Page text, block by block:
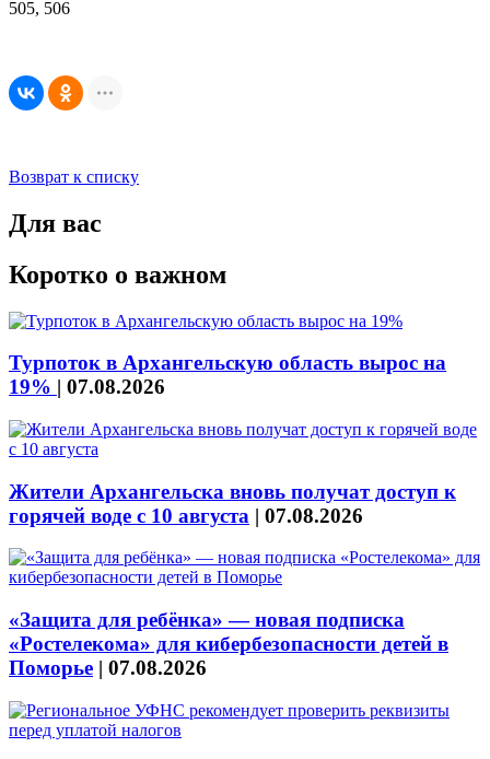
505, 506
Возврат к списку
Для вас
Коротко о важном
Турпоток в Архангельскую область вырос на
19% | 07.08.2026
Жители Архангельска вновь получат доступ к
горячей воде с 10 августа | 07.08.2026
«Защита для ребёнка» — новая подписка
«Ростелекома» для кибербезопасности детей в
Поморье | 07.08.2026